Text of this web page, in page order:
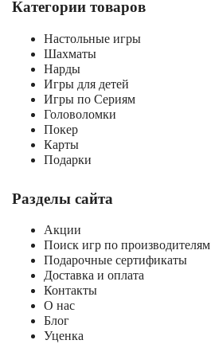
Категории товаров
Настольные игры
Шахматы
Нарды
Игры для детей
Игры по Сериям
Головоломки
Покер
Карты
Подарки
Разделы сайта
Акции
Поиск игр по производителям
Подарочные сертификаты
Доставка и оплата
Контакты
О нас
Блог
Уценка